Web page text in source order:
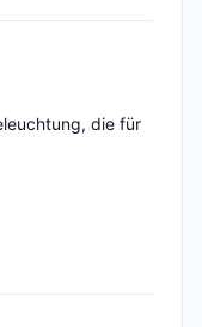
die für